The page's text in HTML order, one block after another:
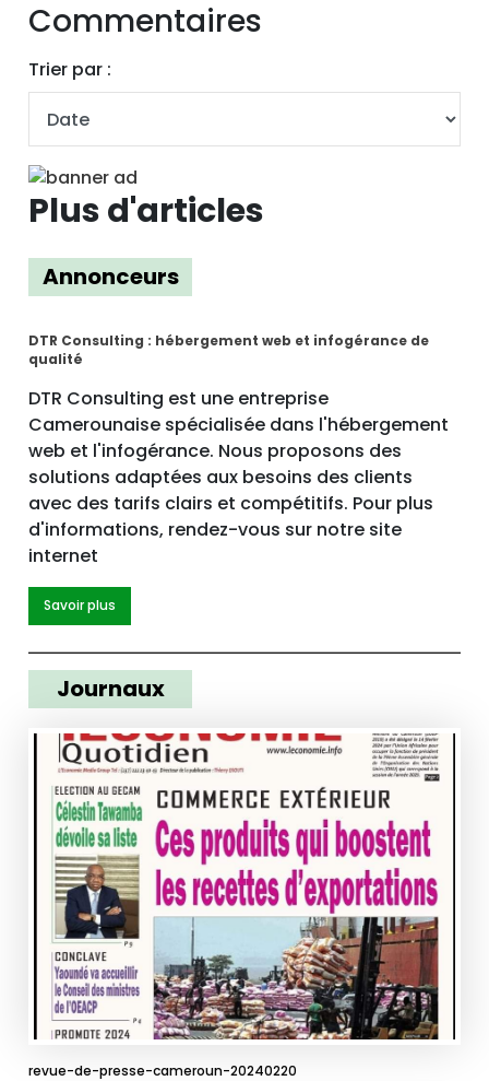
Commentaires
Trier par :
Plus d'articles
Annonceurs
DTR Consulting : hébergement web et infogérance de
qualité
DTR Consulting est une entreprise
Camerounaise spécialisée dans l'hébergement
web et l'infogérance. Nous proposons des
solutions adaptées aux besoins des clients
avec des tarifs clairs et compétitifs. Pour plus
d'informations, rendez-vous sur notre site
internet
Savoir plus
Journaux
revue-de-presse-cameroun-20240220